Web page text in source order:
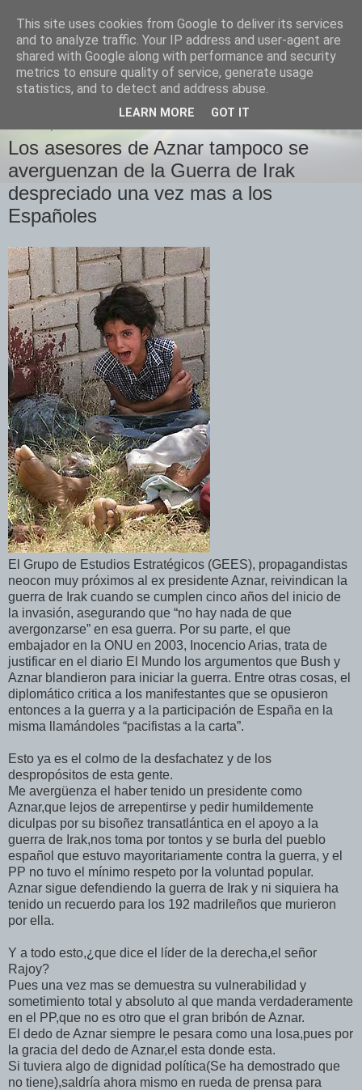
Izquierda Plural
Desde Cuenca para el mundo
Los asesores de Aznar tampoco se
averguenzan de la Guerra de Irak
despreciado una vez mas a los
Españoles
El Grupo de Estudios Estratégicos (GEES), propagandistas
neocon muy próximos al ex presidente Aznar, reivindican la
guerra de Irak cuando se cumplen cinco años del inicio de
la invasión, asegurando que “no hay nada de que
avergonzarse” en esa guerra. Por su parte, el que
embajador en la ONU en 2003, Inocencio Arias, trata de
justificar en el diario El Mundo los argumentos que Bush y
Aznar blandieron para iniciar la guerra. Entre otras cosas, el
diplomático critica a los manifestantes que se opusieron
entonces a la guerra y a la participación de España en la
misma llamándoles “pacifistas a la carta”.
Esto ya es el colmo de la desfachatez y de los
despropósitos de esta gente.
Me avergüenza el haber tenido un presidente como
Aznar,que lejos de arrepentirse y pedir humildemente
diculpas por su bisoñez transatlántica en el apoyo a la
guerra de Irak,nos toma por tontos y se burla del pueblo
español que estuvo mayoritariamente contra la guerra, y el
PP no tuvo el mínimo respeto por la voluntad popular.
Aznar sigue defendiendo la guerra de Irak y ni siquiera ha
tenido un recuerdo para los 192 madrileños que murieron
por ella.
Y a todo esto,¿que dice el líder de la derecha,el señor
Rajoy?
Pues una vez mas se demuestra su vulnerabilidad y
sometimiento total y absoluto al que manda verdaderamente
en el PP,que no es otro que el gran bribón de Aznar.
El dedo de Aznar siempre le pesara como una losa,pues por
la gracia del dedo de Aznar,el esta donde esta.
Si tuviera algo de dignidad política(Se ha demostrado que
no tiene),saldría ahora mismo en rueda de prensa para
This site uses cookies from Google to deliver its services
and to analyze traffic. Your IP address and user-agent are
shared with Google along with performance and security
metrics to ensure quality of service, generate usage
statistics, and to detect and address abuse.
LEARN MORE GOT IT